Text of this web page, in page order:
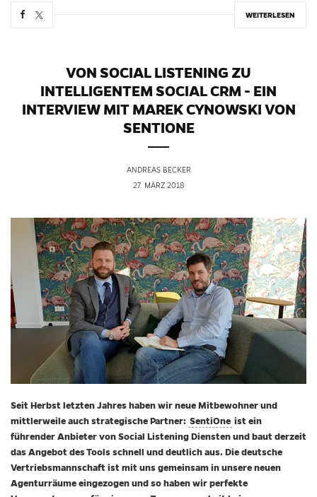
WEITERLESEN
VON SOCIAL LISTENING ZU
INTELLIGENTEM SOCIAL CRM - EIN
INTERVIEW MIT MAREK CYNOWSKI VON
SENTIONE
ANDREAS BECKER
27. MÄRZ 2018
Seit Herbst letzten Jahres haben wir neue Mitbewohner und
mittlerweile auch strategische Partner: SentiOne ist ein
führender Anbieter von Social Listening Diensten und baut derzeit
das Angebot des Tools schnell und deutlich aus. Die deutsche
Vertriebsmannschaft ist mit uns gemeinsam in unsere neuen
Agenturräume eingezogen und so haben wir perfekte